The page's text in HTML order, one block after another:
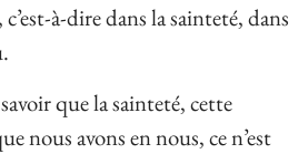
à-dire dans la sainteté, dans
que la sainteté, cette
nous avons en nous, ce n’est